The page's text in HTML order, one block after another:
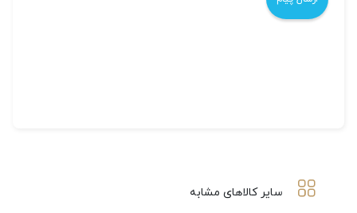
سایر کالاهای مشابه